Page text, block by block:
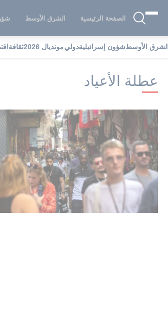
الصفحة الرئيسية الشرق الأوسط
الشرق الأوسطشؤون إسرائيليةدوليمونديال 2026 ثقافة i24NEWS i24NEWS فهرس علامات عطلة
عطلة الأعياد